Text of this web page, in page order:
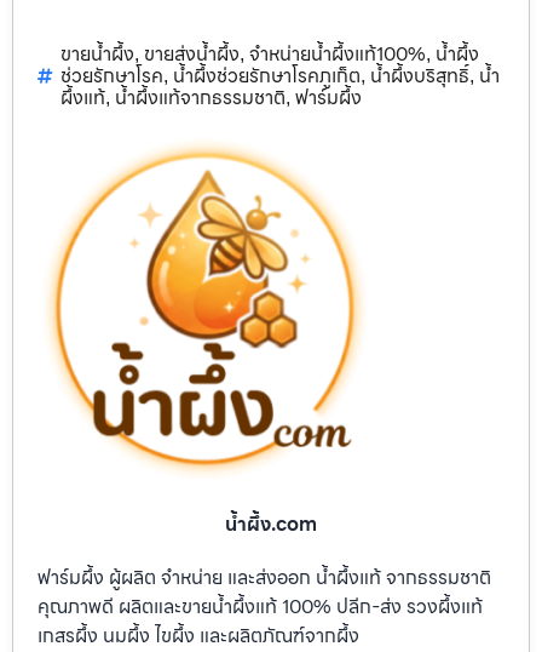
ขายน้ำผึ้ง, ขายส่งน้ำผึ้ง, จำหน่ายน้ำผึ้งแท้100%, น้ำผึ้ง
ช่วยรักษาโรค, น้ำผึ้งช่วยรักษาโรคภูเก็ต, น้ำผึ้งบริสุทธิ์, น้ำ
ผึ้งแท้, น้ำผึ้งแท้จากธรรมชาติ, ฟาร์มผึ้ง
น้ำผึ้ง.com
ฟาร์มผึ้ง ผู้ผลิต จำหน่าย และส่งออก น้ำผึ้งแท้ จากธรรมชาติ
คุณภาพดี ผลิตและขายน้ำผึ้งแท้ 100% ปลีก-ส่ง รวงผึ้งแท้
เกสรผึ้ง นมผึ้ง ไขผึ้ง และผลิตภัณฑ์จากผึ้ง